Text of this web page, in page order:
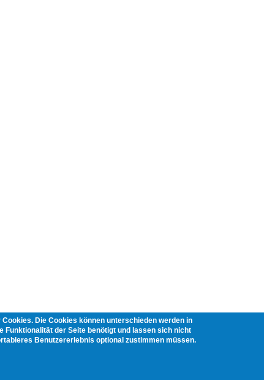
Die Cookies können unterschieden werden in
Funktionalität der Seite benötigt und lassen sich nicht
Benutzererlebnis optional zustimmen müssen.